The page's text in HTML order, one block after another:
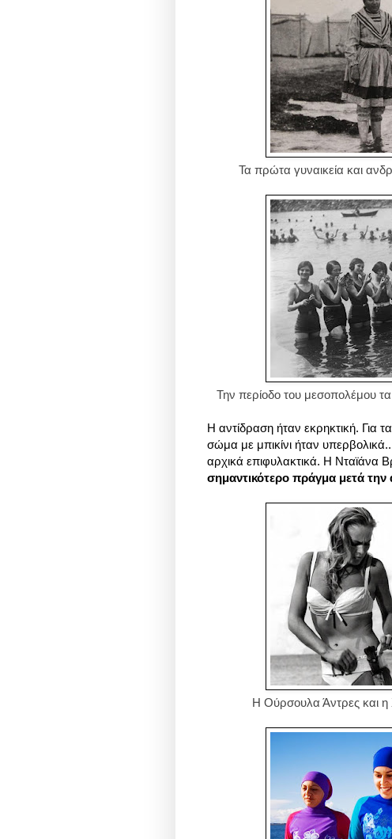
Τα πρώτα γυναικεία και
Την περίοδο του μεσοπολέμου τα
Η αντίδραση ήταν εκρηκτική. Για
σώμα με μπικίνι ήταν
αρχικά επιφυλακτικά. Η Νταϊάνα
σημαντικότερο πράγμα μετά την
Η Ούρσουλα Άντρες και η